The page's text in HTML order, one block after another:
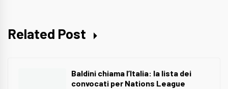
Related Post
Baldini chiama l’Italia: la lista dei
convocati per Nations League